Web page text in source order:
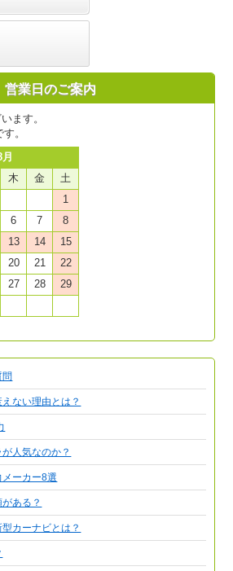
営業日のご案内
ます。
。
木 金
土
1
6 7
8
13 14
15
20 21
22
27 28
29
問
ない理由とは？
人気なのか？
ーカー8選
ある？
カーナビとは？